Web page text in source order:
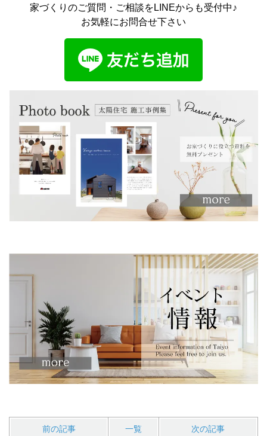
家づくりのご質問・ご相談をLINEからも受付中♪
お気軽にお問合せ下さい
前の記事 一覧 次の記事